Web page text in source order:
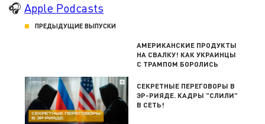
🎧 Apple Podcasts
ПРЕДЫДУЩИЕ ВЫПУСКИ
АМЕРИКАНСКИЕ ПРОДУКТЫ
НА СВАЛКУ! КАК УКРАИНЦЫ
С ТРАМПОМ БОРОЛИСЬ
СЕКРЕТНЫЕ ПЕРЕГОВОРЫ В
ЭР-РИЯДЕ. КАДРЫ "СЛИЛИ"
В СЕТЬ!